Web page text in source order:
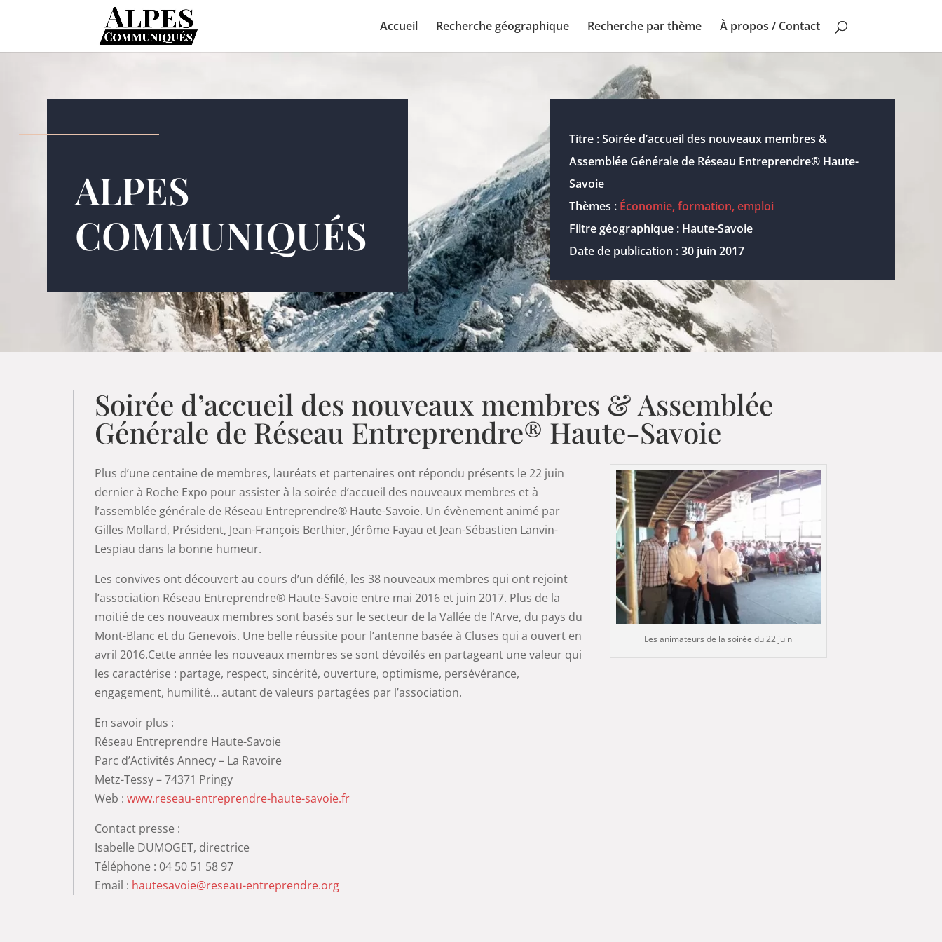
Accueil Recherche géographique Recherche par thème À propos / Contact
ALPES
COMMUNIQUÉS
Titre : Soirée d’accueil des nouveaux membres &
Assemblée Générale de Réseau Entreprendre® Haute-
Savoie
Thèmes : Économie, formation, emploi
Filtre géographique : Haute-Savoie
Date de publication : 30 juin 2017
Soirée d’accueil des nouveaux membres & Assemblée
Générale de Réseau Entreprendre® Haute-Savoie
Les animateurs de la soirée du 22 juin
Plus d’une centaine de membres, lauréats et partenaires ont répondu présents le 22 juin
dernier à Roche Expo pour assister à la soirée d’accueil des nouveaux membres et à
l’assemblée générale de Réseau Entreprendre® Haute-Savoie. Un évènement animé par
Gilles Mollard, Président, Jean-François Berthier, Jérôme Fayau et Jean-Sébastien Lanvin-
Lespiau dans la bonne humeur.
Les convives ont découvert au cours d’un défilé, les 38 nouveaux membres qui ont rejoint
l’association Réseau Entreprendre® Haute-Savoie entre mai 2016 et juin 2017. Plus de la
moitié de ces nouveaux membres sont basés sur le secteur de la Vallée de l’Arve, du pays du
Mont-Blanc et du Genevois. Une belle réussite pour l’antenne basée à Cluses qui a ouvert en
avril 2016.Cette année les nouveaux membres se sont dévoilés en partageant une valeur qui
les caractérise : partage, respect, sincérité, ouverture, optimisme, persévérance,
engagement, humilité… autant de valeurs partagées par l’association.
En savoir plus :
Réseau Entreprendre Haute-Savoie
Parc d’Activités Annecy – La Ravoire
Metz-Tessy – 74371 Pringy
Web :www.reseau-entreprendre-haute-savoie.fr
Contact presse :
Isabelle DUMOGET, directrice
Téléphone : 04 50 51 58 97
Email : hautesavoie@reseau-entreprendre.org